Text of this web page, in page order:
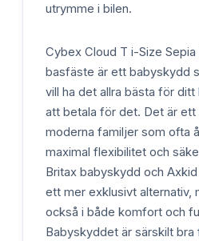
utrymme i bilen.
Cybex Cloud T i-Size Sepia
basfäste är ett babyskydd
vill ha det allra bästa för
att betala för det. Det är
moderna familjer som ofta
maximal flexibilitet och
Britax babyskydd och
ett mer exklusivt alternativ,
också i både komfort och
Babyskyddet är särskilt